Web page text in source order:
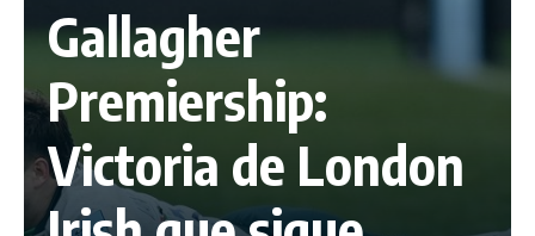
Gallagher
Premiership:
Victoria de London